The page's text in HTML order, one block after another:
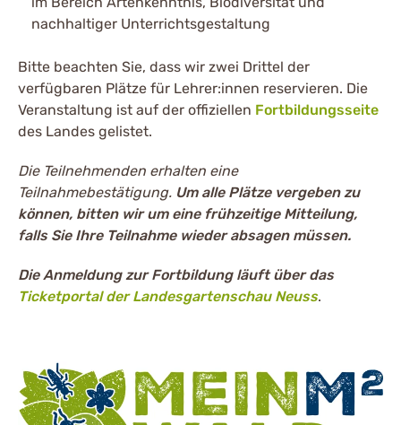
nachhaltiger Unterrichtsgestaltung
Bitte beachten Sie, dass wir zwei Drittel der
verfügbaren Plätze für Lehrer:innen reservieren. Die
Veranstaltung ist auf der offiziellen Fortbildungsseite
des Landes gelistet.
Die Teilnehmenden erhalten eine
Teilnahmebestätigung. Um alle Plätze vergeben zu
können, bitten wir um eine frühzeitige Mitteilung,
falls Sie Ihre Teilnahme wieder absagen müssen.
Die Anmeldung zur Fortbildung läuft über das
Ticketportal der Landesgartenschau Neuss.